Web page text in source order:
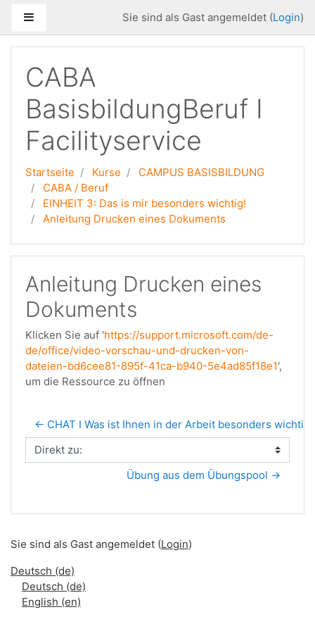
Website-ÜbersichtSie sind als Gast angemeldet (Login)
CABA
BasisbildungBeruf I
Facilityservice
Startseite Kurse
CAMPUS BASISBILDUNG
CABA / Beruf
EINHEIT 3: Das is mir besonders wichtig!
Anleitung Drucken eines Dokuments
Anleitung Drucken eines
Dokuments
Klicken Sie auf 'https://support.microsoft.com/de-
de/office/video-vorschau-und-drucken-von-
dateien-bd6cee81-895f-41ca-b940-5e4ad85f18e1',
um die Ressource zu öffnen
← CHAT I Was ist Ihnen in der Arbeit besonders wichtig?
Direkt zu:
Übung aus dem Übungspool →
Sie sind als Gast angemeldet (Login)
Deutsch ‎(de)‎
Deutsch ‎(de)‎
English ‎(en)‎